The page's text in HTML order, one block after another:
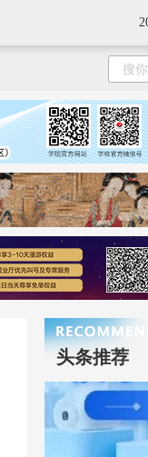
头条推荐